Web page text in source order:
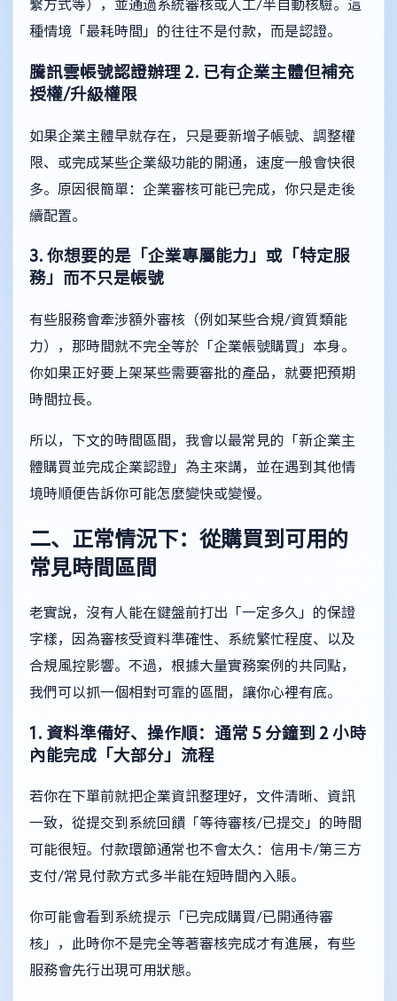
繫方式等），並通過系統審核或人工/半自動核驗。這
種情境「最耗時間」的往往不是付款，而是認證。
騰訊雲帳號認證辦理 2. 已有企業主體但補充
授權/升級權限
如果企業主體早就存在，只是要新增子帳號、調整權
限、或完成某些企業級功能的開通，速度一般會快很
多。原因很簡單：企業審核可能已完成，你只是走後
續配置。
3. 你想要的是「企業專屬能力」或「特定服
務」而不只是帳號
有些服務會牽涉額外審核（例如某些合規/資質類能
力），那時間就不完全等於「企業帳號購買」本身。
你如果正好要上架某些需要審批的產品，就要把預期
時間拉長。
所以，下文的時間區間，我會以最常見的「新企業主
體購買並完成企業認證」為主來講，並在遇到其他情
境時順便告訴你可能怎麼變快或變慢。
二、正常情況下：從購買到可用的
常見時間區間
老實說，沒有人能在鍵盤前打出「一定多久」的保證
字樣，因為審核受資料準確性、系統繁忙程度、以及
合規風控影響。不過，根據大量實務案例的共同點，
我們可以抓一個相對可靠的區間，讓你心裡有底。
1. 資料準備好、操作順：通常 5 分鐘到 2 小時
內能完成「大部分」流程
若你在下單前就把企業資訊整理好，文件清晰、資訊
一致，從提交到系統回饋「等待審核/已提交」的時間
可能很短。付款環節通常也不會太久：信用卡/第三方
支付/常見付款方式多半能在短時間內入賬。
你可能會看到系統提示「已完成購買/已開通待審
核」，此時你不是完全等著審核完成才有進展，有些
服務會先行出現可用狀態。